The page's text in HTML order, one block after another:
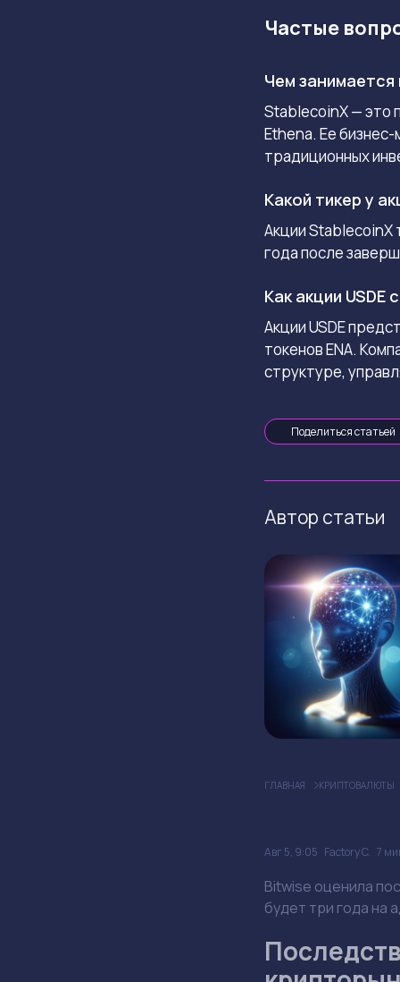
Частые
Чем
StablecoinX — это
Ethena. Ее
традиционных
Какой тикер у
Акции StablecoinX
года после
Как акции
Акции USDE
токенов ENA.
структуре,
Поделиться статьей
Автор статьи
ГЛАВНАЯ КРИПТОВАЛЮТЫ